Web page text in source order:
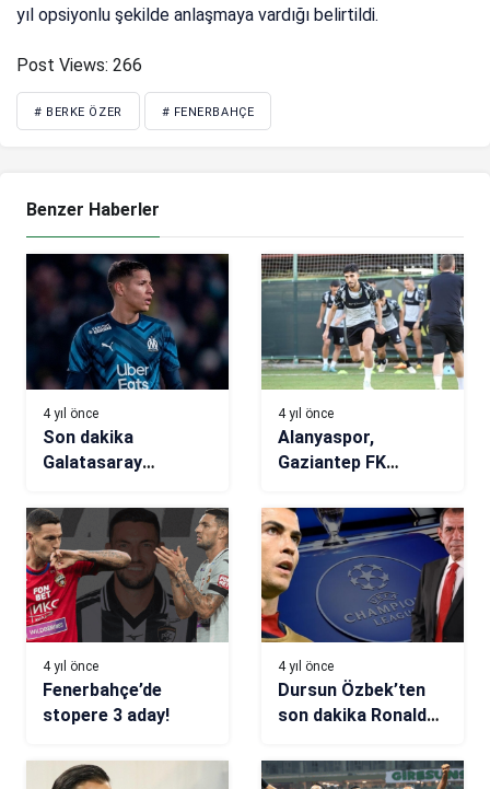
yıl opsiyonlu şekilde anlaşmaya vardığı belirtildi.
Post Views: 266
# BERKE ÖZER # FENERBAHÇE
Benzer Haberler
4 yıl önce
Son dakika
Galatasaray
Harit’te sevindiren
gelişme
4 yıl önce
Alanyaspor,
Gaziantep FK
4 yıl önce
Fenerbahçe’de
stopere 3 aday!
4 yıl önce
Dursun Özbek’ten
son dakika Ronaldo
açıklaması!